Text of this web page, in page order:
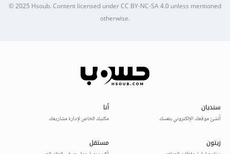
© 2025Hsoub.Content licensed underCC BY-NC-SA 4.0unless mentioned
otherwise.